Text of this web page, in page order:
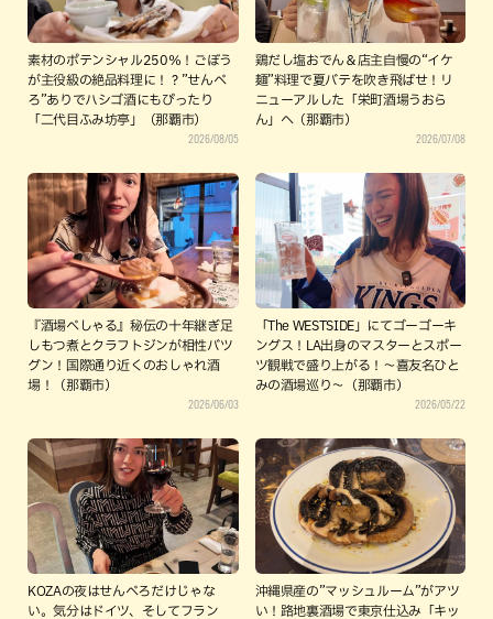
素材のポテンシャル250％！ごぼう
が主役級の絶品料理に！？”せんべ
ろ”ありでハシゴ酒にもぴったり
「二代目ふみ坊亭」（那覇市）
2026/08/05
鶏だし塩おでん＆店主自慢の“イケ
麺”料理で夏バテを吹き飛ばせ！リ
ニューアルした「栄町酒場うおら
ん」へ（那覇市）
2026/07/08
『酒場べしゃる』秘伝の十年継ぎ足
しもつ煮とクラフトジンが相性バツ
グン！国際通り近くのおしゃれ酒
場！（那覇市）
2026/06/03
「The WESTSIDE」にてゴーゴーキ
ングス！LA出身のマスターとスポー
ツ観戦で盛り上がる！〜喜友名ひと
みの酒場巡り〜（那覇市）
2026/05/22
KOZAの夜はせんべろだけじゃな
い。気分はドイツ、そしてフラン
沖縄県産の”マッシュルーム”がアツ
い！路地裏酒場で東京仕込み「キッ